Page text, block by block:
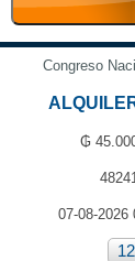
Congreso
₲
07-08-2026
12